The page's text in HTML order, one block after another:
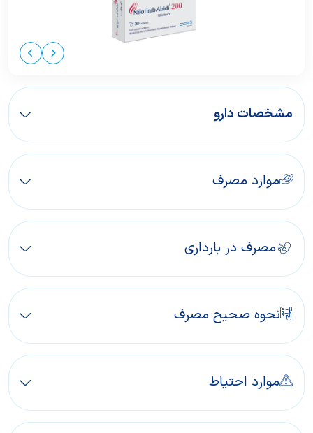
مشخصات دارو
موارد مصرف
مصرف در بارداری
نحوه صحیح مصرف
موارد احتیاط